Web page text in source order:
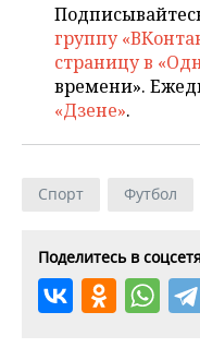
группу
страницу в
времени».
«Дзене».
Спорт Футбол
Поделитесь в